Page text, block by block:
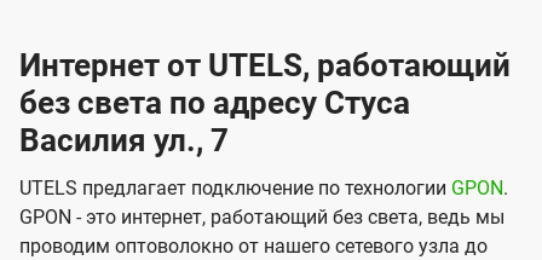
Интернет от UTELS, работающий
без света по адресу Стуса
Василия ул., 7
UTELS предлагает подключение по технологии GPON.
GPON - это интернет, работающий без света, ведь мы
проводим оптоволокно от нашего сетевого узла до